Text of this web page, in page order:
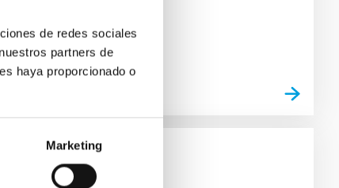
de redes sociales
partners de
haya proporcionado o
Marketing